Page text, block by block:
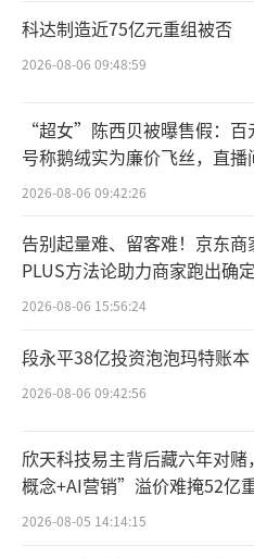
据晨星统计，截至
的主动基金在过去一
金。拉长时间看，过
主动基金业绩不敌被
基金因没有撑过三年便
▲2020年以来主动基金
科达制造近75亿元重组被否
2026-08-06 09:48:59
“超女”陈西贝被曝售假：百
号称鹅绒实为廉价飞丝，直播
百万元
2026-08-06 09:42:26
告别起量难、留客难！京东商
PLUS方法论助力商家跑出确
路径
2026-08-06 15:56:24
段永平38亿投资泡泡玛特账本
2026-08-06 09:42:56
欣天科技易主背后藏六年对
概念+AI营销”溢价难掩52亿
验
2026-08-05 14:14:15